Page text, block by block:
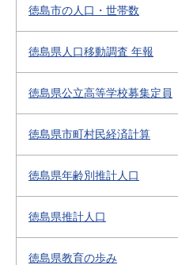
徳島市の人口・世帯数
徳島県人口移動調査 年報
徳島県公立高等学校募集定員
徳島県市町村民経済計算
徳島県年齢別推計人口
徳島県推計人口
徳島県教育の歩み